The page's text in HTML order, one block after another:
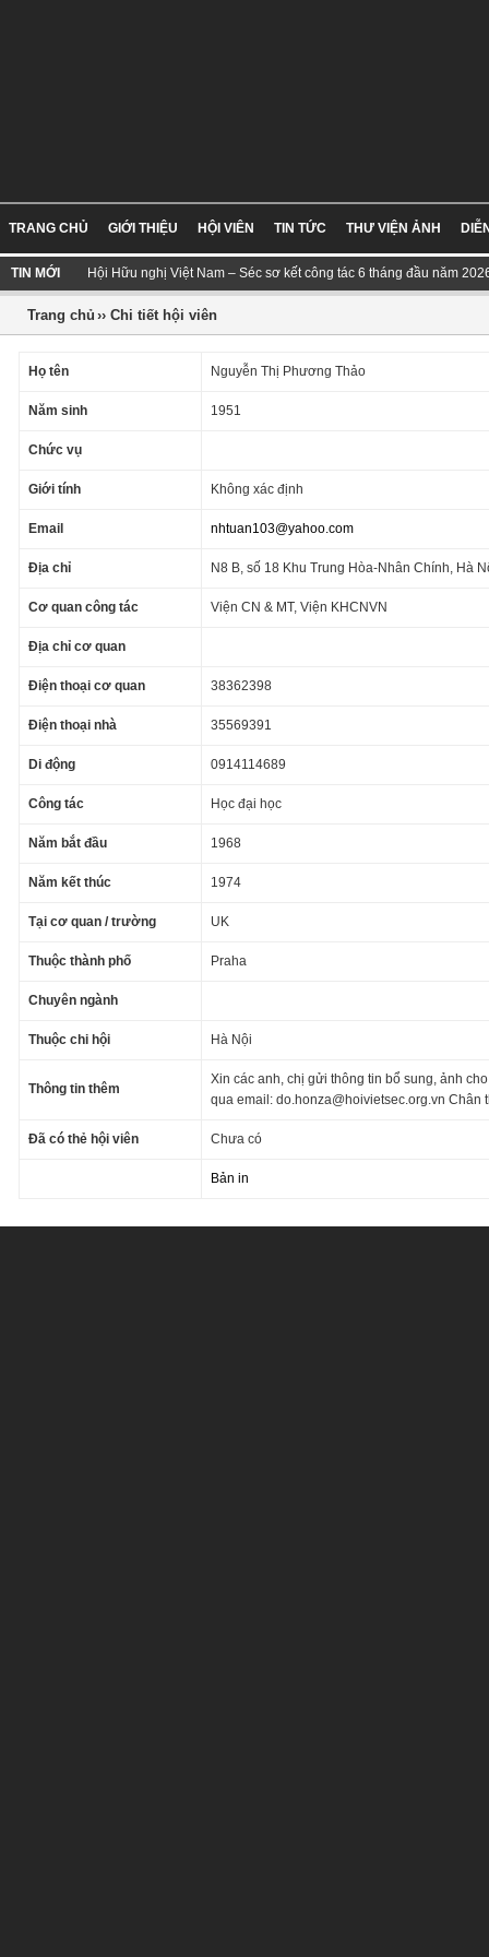
TRANG CHỦ GIỚI THIỆU HỘI VIÊN TIN TỨC THƯ VIỆN ẢNH
TIN MỚI Hội Hữu nghị Việt Nam – Séc sơ kết công tác 6 tháng đầu năm
Trang chủ ›› Chi tiết hội viên
Họ tên Nguyễn Thị Phương Thảo
Năm sinh 1951
Chức vụ
Giới tính Không xác định
Email nhtuan103@yahoo.com
Địa chỉ N8 B, số 18 Khu Trung Hòa-Nhân Chính, Hà
Cơ quan công tác Viện CN & MT, Viện KHCNVN
Địa chỉ cơ quan
Điện thoại cơ quan 38362398
Điện thoại nhà 35569391
Di động 0914114689
Công tác Học đại học
Năm bắt đầu 1968
Năm kết thúc 1974
Tại cơ quan / trường UK
Thuộc thành phố Praha
Chuyên ngành
Thuộc chi hội Hà Nội
Thông tin thêm
Xin các anh, chị gửi thông tin bổ sung, ảnh
qua email: do.honza@hoivietsec.org.vn Chân
Đã có thẻ hội viên Chưa có
Bản in